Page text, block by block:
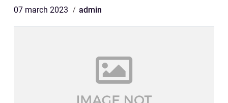
07 march 2023 admin